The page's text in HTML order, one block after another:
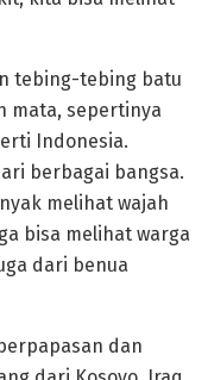
tebing-tebing batu
mata, sepertinya
Indonesia.
berbagai bangsa.
melihat wajah
bisa melihat warga
dari benua
dan